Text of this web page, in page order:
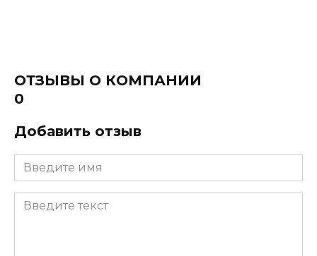
ОТЗЫВЫ О КОМПАНИИ
0
Добавить отзыв